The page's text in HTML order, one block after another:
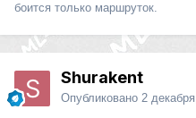
боится только маршруток.
Shurakent
Опубликовано 2